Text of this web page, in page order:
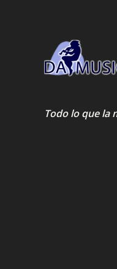
Todo lo que la